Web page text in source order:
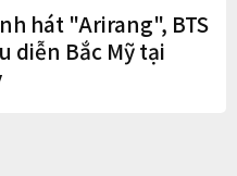
hát "Arirang", BTS
diễn Bắc Mỹ tại